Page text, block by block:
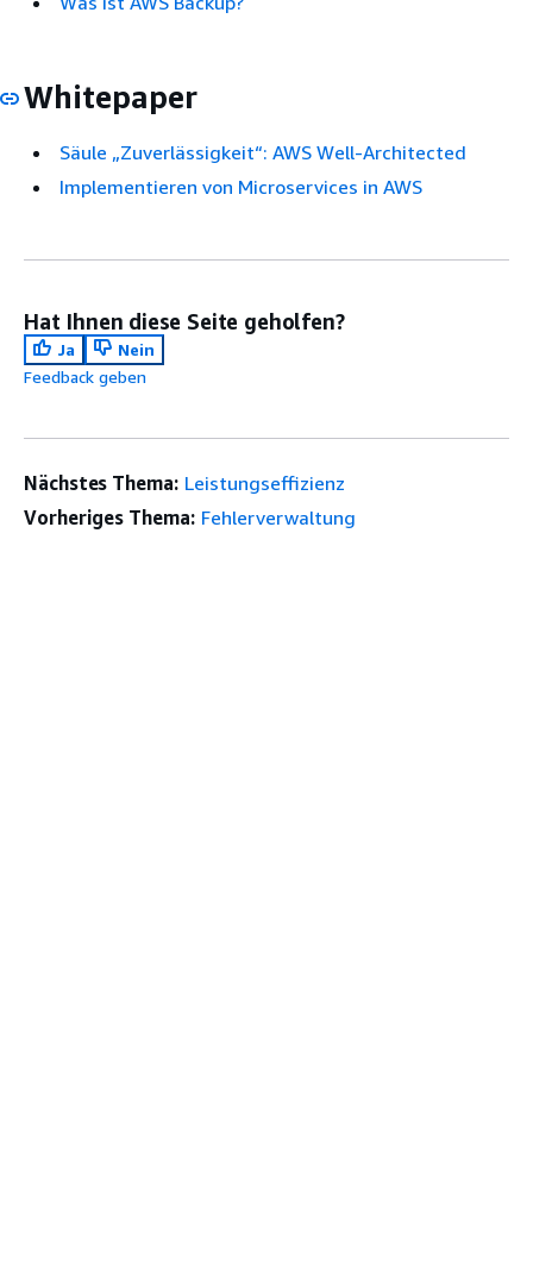
Whitepaper
Säule „Zuverlässigkeit“: AWS Well-Architected
Implementieren von Microservices in AWS
Hat Ihnen diese Seite geholfen?
Ja
Nein
Feedback geben
Nächstes Thema: Leistungseffizienz
Vorheriges Thema: Fehlerverwaltung